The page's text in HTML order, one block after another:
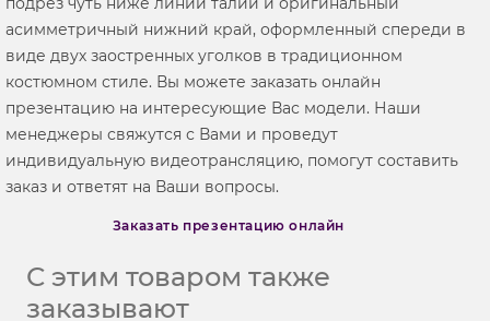
асимметричный нижний край, оформленный спереди в
виде двух заостренных уголков в традиционном
костюмном стиле. Вы можете заказать онлайн
презентацию на интересующие Вас модели. Наши
менеджеры свяжутся с Вами и проведут
индивидуальную видеотрансляцию, помогут составить
заказ и ответят на Ваши вопросы.
Заказать презентацию онлайн
С этим товаром также
заказывают